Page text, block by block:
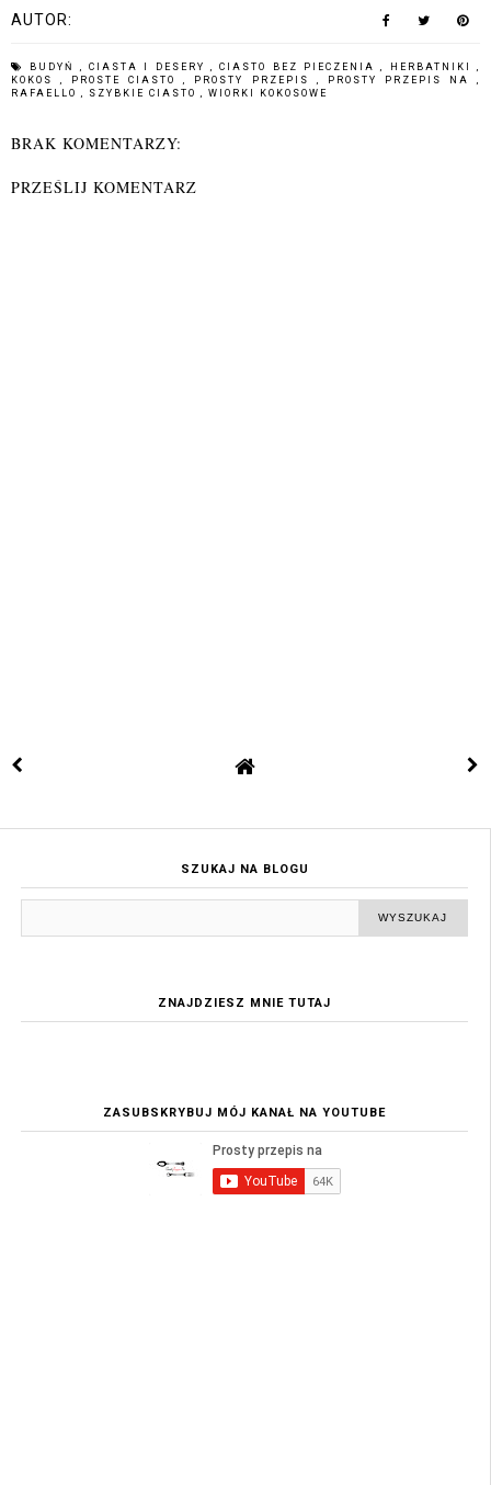
AUTOR:
BUDYŃ ,CIASTA I DESERY ,CIASTO BEZ PIECZENIA HERBATNIKI
KOKOS
PROSTE CIASTO PROSTY PRZEPIS PROSTY PRZEPIS NA
RAFAELLO
SZYBKIE CIASTO WIORKI KOKOSOWE
BRAK KOMENTARZY:
PRZEŚLIJ KOMENTARZ
SZUKAJ NA BLOGU
ZNAJDZIESZ MNIE TUTAJ
ZASUBSKRYBUJ MÓJ KANAŁ NA YOUTUBE